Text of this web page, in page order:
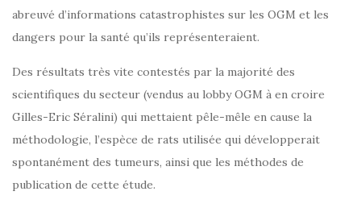
abreuvé d’informations catastrophistes sur les OGM et les
dangers pour la santé qu’ils représenteraient.
Des résultats très vite contestés par la majorité des
scientifiques du secteur (vendus au lobby OGM à en croire
Gilles-Eric Séralini) qui mettaient pêle-mêle en cause la
méthodologie, l’espèce de rats utilisée qui développerait
spontanément des tumeurs, ainsi que les méthodes de
publication de cette étude.